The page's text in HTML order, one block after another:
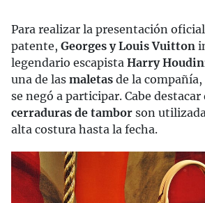
Para realizar la presentación
patente, Georges y Louis Vuitton
legendario escapista Harry
una de las maletas de la
se negó a participar. Cabe destacar
cerraduras de tambor son
alta costura hasta la fecha.